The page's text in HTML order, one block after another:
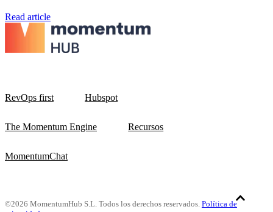
Read article
RevOps first Hubspot
The Momentum Engine Recursos
MomentumChat
©2026 MomentumHub S.L. Todos los derechos reservados. Política de